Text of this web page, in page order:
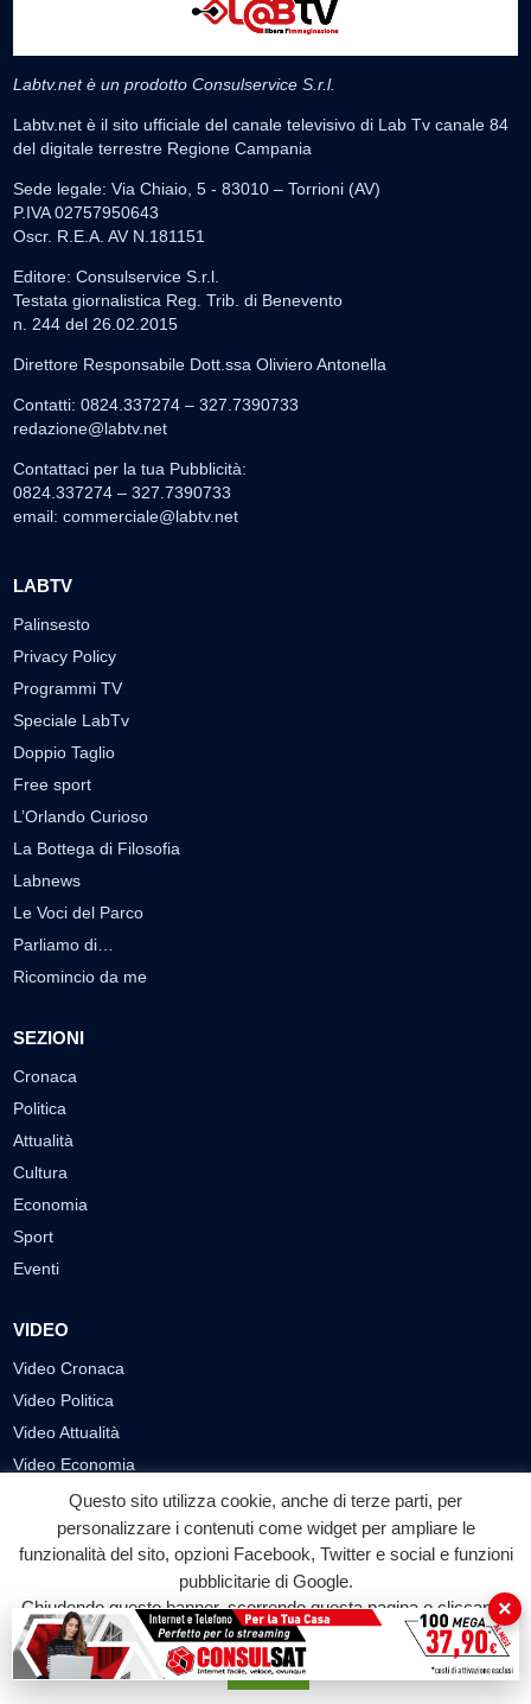
Labtv.net è un prodotto Consulservice S.r.l.
Labtv.net è il sito ufficiale del canale televisivo di Lab Tv canale 84
del digitale terrestre Regione Campania
Sede legale: Via Chiaio, 5 - 83010 – Torrioni (AV)
P.IVA 02757950643
Oscr. R.E.A. AV N.181151
Editore: Consulservice S.r.l.
Testata giornalistica Reg. Trib. di Benevento
n. 244 del 26.02.2015
Direttore Responsabile Dott.ssa Oliviero Antonella
Contatti: 0824.337274 – 327.7390733
redazione@labtv.net
Contattaci per la tua Pubblicità:
0824.337274 – 327.7390733
email: commerciale@labtv.net
LABTV
Palinsesto
Privacy Policy
Programmi TV
Speciale LabTv
Doppio Taglio
Free sport
L’Orlando Curioso
La Bottega di Filosofia
Labnews
Le Voci del Parco
Parliamo di…
Ricomincio da me
SEZIONI
Cronaca
Politica
Attualità
Cultura
Economia
Sport
Eventi
VIDEO
Video Cronaca
Video Politica
Video Attualità
Video Economia
Video Cultura
Video Sport
Video Tecnologie
Video
PUBBLICITÀ
Questo sito utilizza cookie, anche di terze parti, per
personalizzare i contenuti come widget per ampliare le
funzionalità del sito, opzioni Facebook, Twitter e social e funzioni
pubblicitarie di Google.
Chiudendo questo banner, scorrendo questa pagina o cliccando
su qualunque suo elemento acconsenti all'uso dei cookie.
Accetta
×